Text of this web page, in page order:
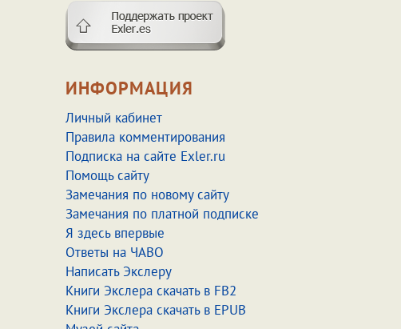
ИНФОРМАЦИЯ
Личный кабинет
Правила комментирования
Подписка на сайте Exler.ru
Помощь сайту
Замечания по новому сайту
Замечания по платной подписке
Я здесь впервые
Ответы на ЧАВО
Написать Экслеру
Книги Экслера скачать в FB2
Книги Экслера скачать в EPUB